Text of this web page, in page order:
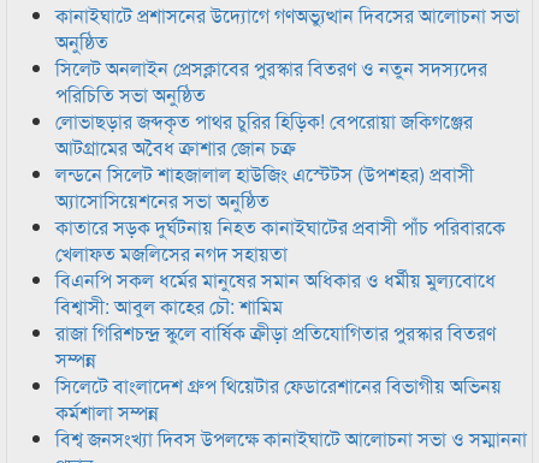
কানাইঘাটে প্রশাসনের উদ্যোগে গণঅভ্যুত্থান দিবসের আলোচনা সভা
অনুষ্ঠিত
সিলেট অনলাইন প্রেসক্লাবের পুরস্কার বিতরণ ও নতুন সদস্যদের
পরিচিতি সভা অনুষ্ঠিত
লোভাছড়ার জব্দকৃত পাথর চুরির হিড়িক! বেপরোয়া জকিগঞ্জের
আটগ্রামের অবৈধ ক্রাশার জোন চক্র
লন্ডনে সিলেট শাহজালাল হাউজিং এস্টেটস (উপশহর) প্রবাসী
অ্যাসোসিয়েশনের সভা অনুষ্ঠিত
কাতারে সড়ক দুর্ঘটনায় নিহত কানাইঘাটের প্রবাসী পাঁচ পরিবারকে
খেলাফত মজলিসের নগদ সহায়তা
বিএনপি সকল ধর্মের মানুষের সমান অধিকার ও ধর্মীয় মুল্যবোধে
বিশ্বাসী: আবুল কাহের চৌ: শামিম
রাজা গিরিশচন্দ্র স্কুলে বার্ষিক ক্রীড়া প্রতিযোগিতার পুরস্কার বিতরণ
সম্পন্ন
সিলেটে বাংলাদেশ গ্রুপ থিয়েটার ফেডারেশানের বিভাগীয় অভিনয়
কর্মশালা সম্পন্ন
বিশ্ব জনসংখ্যা দিবস উপলক্ষে কানাইঘাটে আলোচনা সভা ও সম্মাননা